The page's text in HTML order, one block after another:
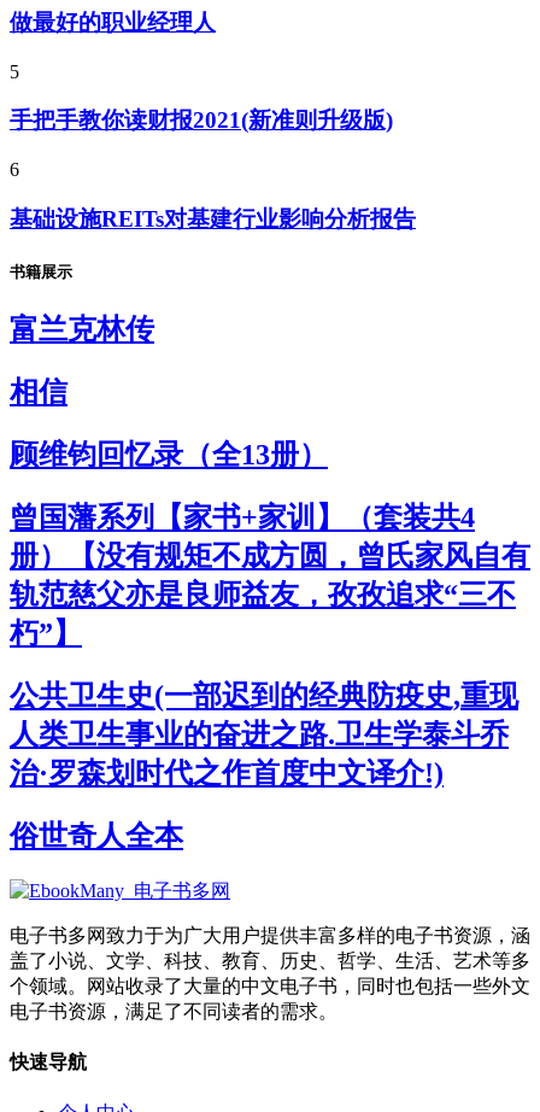
做最好的职业经理人
5
手把手教你读财报2021(新准则升级版)
6
基础设施REITs对基建行业影响分析报告
书籍展示
富兰克林传
相信
顾维钧回忆录（全13册）
曾国藩系列【家书+家训】（套装共4
册）【没有规矩不成方圆，曾氏家风自有
轨范慈父亦是良师益友，孜孜追求“三不
朽”】
公共卫生史(一部迟到的经典防疫史,重现
人类卫生事业的奋进之路.卫生学泰斗乔
治·罗森划时代之作首度中文译介!)
俗世奇人全本
电子书多网致力于为广大用户提供丰富多样的电子书资源，涵
盖了小说、文学、科技、教育、历史、哲学、生活、艺术等多
个领域。网站收录了大量的中文电子书，同时也包括一些外文
电子书资源，满足了不同读者的需求。
快速导航